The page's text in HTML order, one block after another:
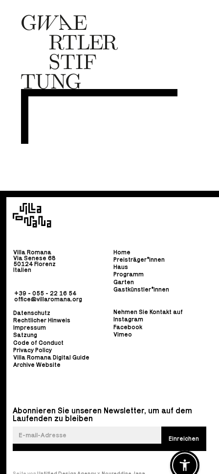
Villa Romana
Via Senese 68
50124 Florenz
Italien
+39 - 055 - 22 16 54
office@villaromana.org
Home
Preisträger*innen
Haus
Programm
Garten
Gastkünstler*innen
Datenschutz
Rechtlicher Hinweis
Impressum
Satzung
Code of Conduct
Privacy Policy
Villa Romana Digital Guide
Archive Website
Nehmen Sie Kontakt auf
Instagram
Facebook
Vimeo
Abonnieren Sie unseren Newsletter, um auf dem
Laufenden zu bleiben